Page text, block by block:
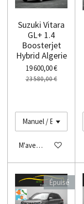
Suzuki Vitara
GL+ 1.4
Boosterjet
Hybrid Algerie
19 600,00 €
23 580,00 €
M'avertir si disponible
Épuisé